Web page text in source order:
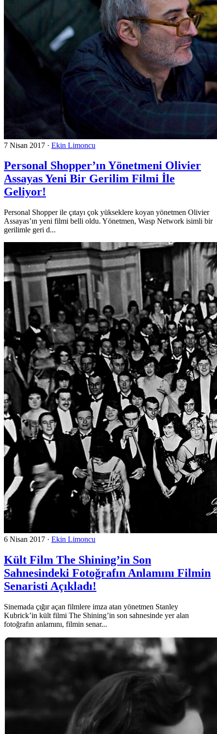
7 Nisan 2017 · Ekin Limoncu
Personal Shopper’ın Yönetmeni Olivier
Assayas Yeni Bir Gerilim Filmi İle
Geliyor!
Personal Shopper ile çıtayı çok yükseklere koyan yönetmen Olivier
Assayas’ın yeni filmi belli oldu. Yönetmen, Wasp Network isimli bir
gerilimle geri d...
6 Nisan 2017 · Ekin Limoncu
Kült Film The Shining’in Son
Sahnesindeki Fotoğrafın Anlamını Filmin
Senaristi Açıkladı!
Sinemada çığır açan filmlere imza atan yönetmen Stanley
Kubrick’in kült filmi The Shining’in son sahnesinde yer alan
fotoğrafın anlamını, filmin senar...